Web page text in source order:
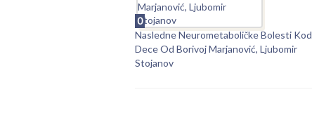
0
Nasledne Neurometaboličke Bolesti Kod
Dece Od Borivoj Marjanović, Ljubomir
Stojanov